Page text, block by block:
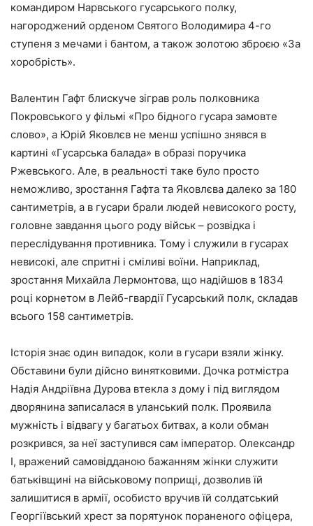
командиром Нарвського гусарського полку,
нагороджений орденом Святого Володимира 4-го
ступеня з мечами і бантом, а також золотою зброєю «За
хоробрість».
Валентин Гафт блискуче зіграв роль полковника
Покровського у фільмі «Про бідного гусара замовте
слово», а Юрій Яковлєв не менш успішно знявся в
картині «Гусарська балада» в образі поручика
Ржевського. Але, в реальності таке було просто
неможливо, зростання Гафта та Яковлєва далеко за 180
сантиметрів, а в гусари брали людей невисокого росту,
головне завдання цього роду військ – розвідка і
переслідування противника. Тому і служили в гусарах
невисокі, але спритні і сміливі воїни. Наприклад,
зростання Михайла Лермонтова, що надійшов в 1834
році корнетом в Лейб-гвардії Гусарський полк, складав
всього 158 сантиметрів.
Історія знає один випадок, коли в гусари взяли жінку.
Обставини були дійсно винятковими. Дочка ротмістра
Надія Андріївна Дурова втекла з дому і під виглядом
дворянина записалася в уланський полк. Проявила
мужність і відвагу у багатьох битвах, а коли обман
розкрився, за неї заступився сам імператор. Олександр
I, вражений самовідданою бажанням жінки служити
батьківщині на військовому поприщі, дозволив їй
залишитися в армії, особисто вручив їй солдатський
Георгіївський хрест за порятунок пораненого офіцера,